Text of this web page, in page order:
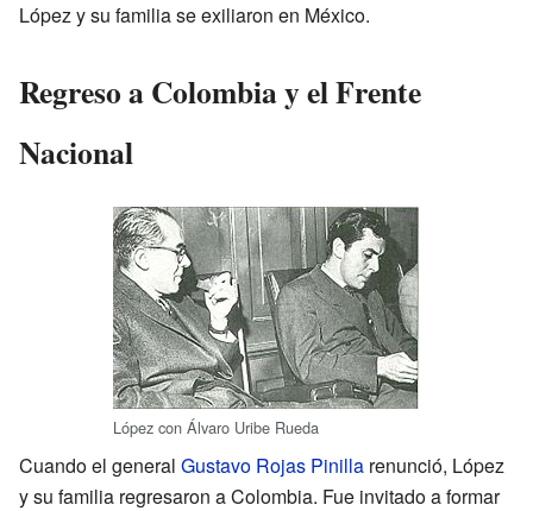
López y su familia se exiliaron en México.
Regreso a Colombia y el Frente
Nacional
López con Álvaro Uribe Rueda
Cuando el general Gustavo Rojas Pinilla renunció, López
y su familia regresaron a Colombia. Fue invitado a formar